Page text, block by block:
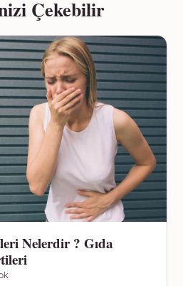
Çekebilir
Nelerdir ? Gıda